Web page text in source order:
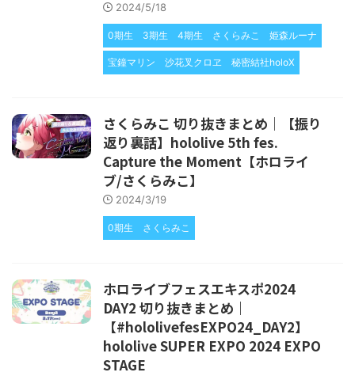
2024/5/18
0期生 3期生 4期生 さくらみこ 姫森ルーナ
宝鐘マリン 沙花叉クロヱ 秘密結社holoX
さくらみこ 切り抜きまとめ｜【振り
返り裏話】hololive 5th fes.
Capture the Moment【ホロライ
ブ/さくらみこ】
2024/3/19
0期生 さくらみこ
ホロライブフェスエキスポ2024
DAY2 切り抜きまとめ｜
【#hololivefesEXPO24_DAY2】
hololive SUPER EXPO 2024 EXPO
STAGE